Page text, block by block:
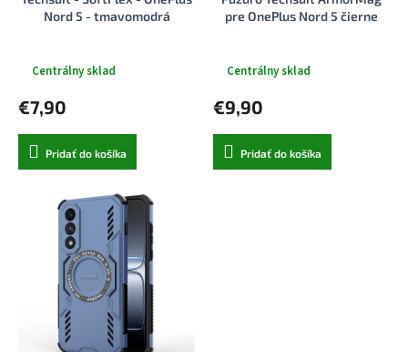
Nord 5 - tmavomodrá
Centrálny sklad
€7,90
Pridať do košíka
pre OnePlus Nord 5 čierne
Centrálny sklad
€9,90
Pridať do košíka